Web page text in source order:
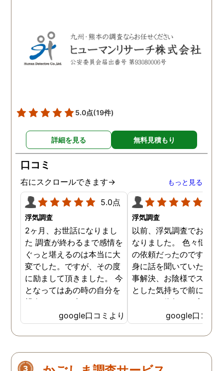
5.0点(19件)
詳細を見る 無料見積もり
口コミ
右にスクロールできます→ もっと見る
5.0点
浮気調査
2ヶ月、お世話になりまし
た 調査が終わるまで感情を
ぐっと堪えるのは本当に大
変でした。ですが、その度
に励まして頂きました。 今
となってはあの時の自分を
親身になって止めてくださ
ったおかげでここまでの証
拠が撮れたのだと感謝して
います。 これからもお身体
に苦しんでいる方々の為に
google口コミより
浮気調査
以前、浮気調査でお世話
なりました。 色々悩ん
の依頼だったのですが、
身に話を聞いていただき
事解決、お陰様でスッキ
とした気持ちで前に進め
います。依頼して良かっ
です、ありがとうござい
した。
google口コミ